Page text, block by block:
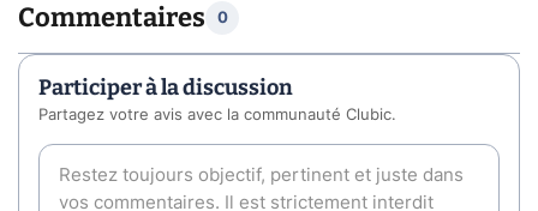
Commentaires 0
Participer à la discussion
Partagez votre avis avec la communauté Clubic.